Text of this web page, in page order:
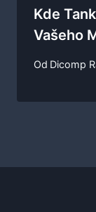
Kde
Vašeho
Od Dicomp